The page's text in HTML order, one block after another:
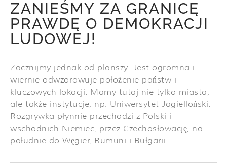
ZANIEŚMY ZA GRANICĘ
PRAWDĘ O DEMOKRACJI
LUDOWEJ!
Zacznijmy jednak od planszy. Jest ogromna i
wiernie odwzorowuje położenie państw i
kluczowych lokacji. Mamy tutaj nie tylko miasta,
ale także instytucje, np. Uniwersytet Jagielloński.
Rozgrywka płynnie przechodzi z Polski i
wschodnich Niemiec, przez Czechosłowację, na
południe do Węgier, Rumuni i Bułgarii.